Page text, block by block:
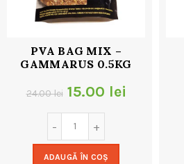
PVA BAG MIX –
GAMMARUS 0.5KG
24.00lei Prețul
inițial
a
15.00 lei
ADAUGĂ ÎN COȘ